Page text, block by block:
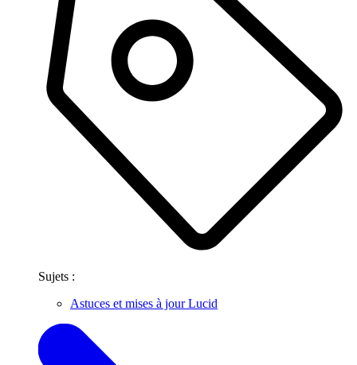
Sujets :
Astuces et mises à jour Lucid